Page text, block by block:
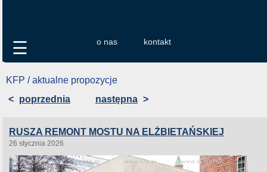
o nas kontakt
☰
KFP / aktualne propozycje
< poprzednia następna >
RUSZA REMONT MOSTU NA ELŻBIETAŃSKIEJ
26 stycznia 2026